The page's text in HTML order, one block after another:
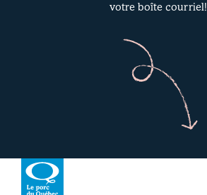
votre boîte courriel!
Revenir à la page d’accueil